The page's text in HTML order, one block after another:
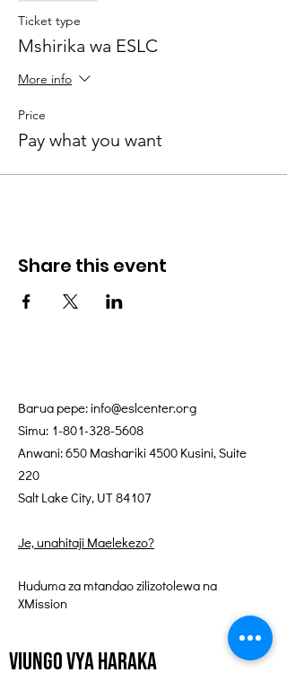
Ticket type
Mshirika wa ESLC
More info
Price
Pay what you want
Share this event
Barua pepe:info@eslcenter.org
Simu: 1-801-328-5608
Anwani: 650 Mashariki 4500 Kusini, Suite
220
Salt Lake City, UT 84107
Je, unahitaji Maelekezo?
Huduma za mtandao zilizotolewa na
XMission
Viungo vya Haraka